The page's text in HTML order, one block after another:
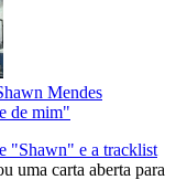
Mendes
de mim"
"Shawn" e a tracklist
uma carta aberta para